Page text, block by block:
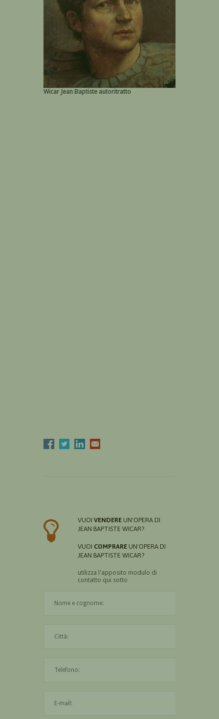
Wicar Jean Baptiste autoritratto
VUOI VENDERE UN'OPERA DI
JEAN BAPTISTE WICAR?
VUOI COMPRARE UN'OPERA DI
JEAN BAPTISTE WICAR?
utilizza l'apposito modulo di
contatto qui sotto